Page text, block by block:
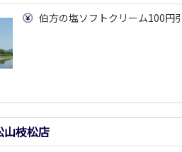
伯方の塩ソフトクリーム100円
枝松店